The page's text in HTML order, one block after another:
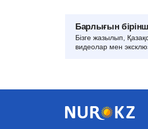
Барлығын
Бізге жазылып,
видеолар мен